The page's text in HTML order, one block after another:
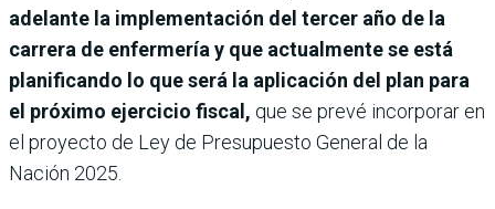
adelante la implementación del tercer año de la
carrera de enfermería y que actualmente se está
planificando lo que será la aplicación del plan para
el próximo ejercicio fiscal, que se prevé incorporar en
el proyecto de Ley de Presupuesto General de la
Nación 2025.